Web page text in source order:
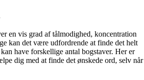
en vis grad af tålmodighed, koncentration
kan det være udfordrende at finde det helt
have forskellige antal bogstaver. Her er
dig med at finde det ønskede ord, selv når